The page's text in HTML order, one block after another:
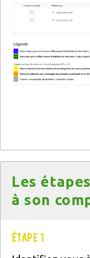
Les
à son
ÉTAPE 1